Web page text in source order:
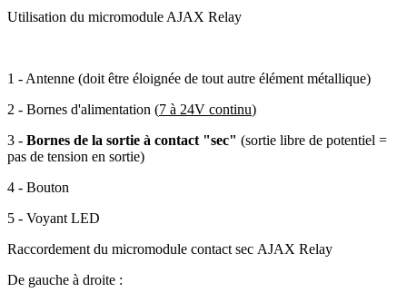
Utilisation du micromodule AJAX Relay
1 - Antenne (doit être éloignée de tout autre élément métallique)
2 - Bornes d'alimentation (7 à 24V continu)
3 - Bornes de la sortie à contact "sec" (sortie libre de potentiel =
pas de tension en sortie)
4 - Bouton
5 - Voyant LED
Raccordement du micromodule contact sec AJAX Relay
De gauche à droite :